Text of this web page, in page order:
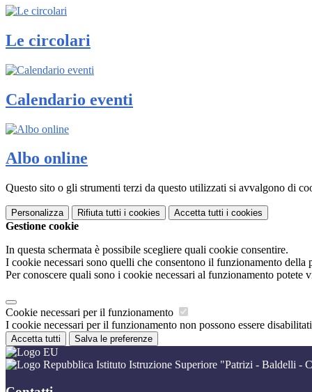
Le circolari
Calendario eventi
Albo online
Questo sito o gli strumenti terzi da questo utilizzati si avvalgono di
Personalizza Rifiuta tutti i cookies Accetta tutti i cookies
Gestione cookie
In questa schermata è possibile scegliere quali cookie consentire.
I cookie necessari sono quelli che consentono il funzionamento
Per conoscere quali sono i cookie necessari al funzionamento potete
Cookie necessari per il funzionamento
I cookie necessari per il funzionamento non possono essere
Accetta tutti Salva le preferenze
Istituto Istruzione Superiore "Patrizi - Baldelli -